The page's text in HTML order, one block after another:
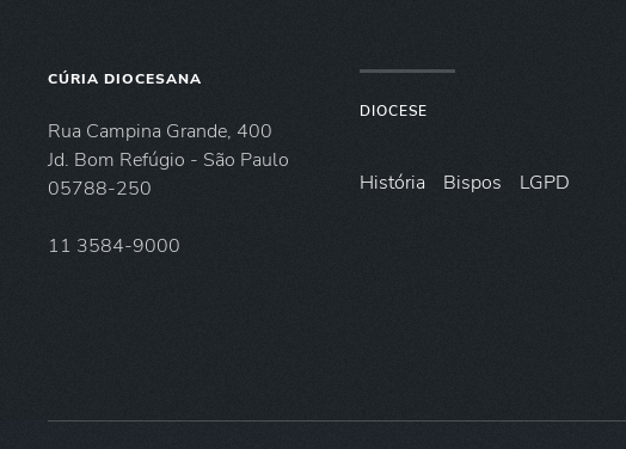
CÚRIA DIOCESANA
Rua Campina Grande, 400
Jd. Bom Refúgio - São Paulo
05788-250
11 3584-9000
DIOCESE
História Bispos LGPD